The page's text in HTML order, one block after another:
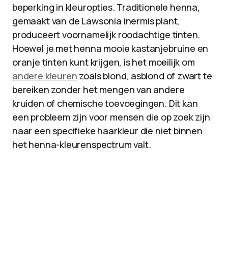
beperking in kleuropties. Traditionele henna,
gemaakt van de Lawsonia inermis plant,
produceert voornamelijk roodachtige tinten.
Hoewel je met henna mooie kastanjebruine en
oranje tinten kunt krijgen, is het moeilijk om
andere kleuren zoals blond, asblond of zwart te
bereiken zonder het mengen van andere
kruiden of chemische toevoegingen. Dit kan
een probleem zijn voor mensen die op zoek zijn
naar een specifieke haarkleur die niet binnen
het henna-kleurenspectrum valt.